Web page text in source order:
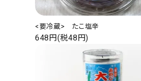
よくある質問
お問い合わせ<要冷蔵> たこ塩辛
648円(税48円)